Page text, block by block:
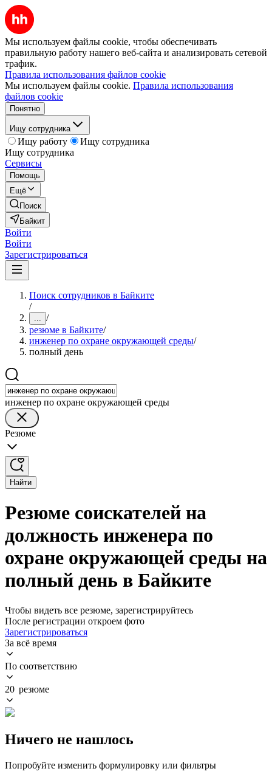
Мы используем файлы cookie, чтобы обеспечивать
правильную работу нашего веб-сайта и анализировать сетевой
трафик.
Правила использования файлов cookie
Мы используем файлы cookie. Правила использования
файлов cookie
Понятно
Ищу сотрудника
Ищу работу
Ищу сотрудника
Ищу сотрудника
Сервисы
Помощь
Ещё
Поиск
Байкит
Войти
Войти
Зарегистрироваться
Поиск сотрудников в Байките
/
... /
резюме в Байките/
инженер по охране окружающей среды/
полный день
инженер по охране окружающей среды
Резюме
Найти
Резюме соискателей на
должность инженера по
охране окружающей среды на
полный день в Байките
Чтобы видеть все резюме, зарегистрируйтесь
После регистрации откроем фото
Зарегистрироваться
За всё время
По соответствию
20 резюме
Ничего не нашлось
Попробуйте изменить формулировку или фильтры